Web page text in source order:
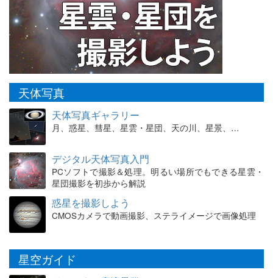
天体写真
天体写真ギャラリー
月、惑星、彗星、星雲・星団、天の川、星景、…
デジタル天体写真入門
PCソフトで撮影＆処理。明るい場所でもできる星雲・
星団撮影を初歩から解説
惑星を撮影しよう
CMOSカメラで動画撮影、ステライメージで画像処理
星空ガイド